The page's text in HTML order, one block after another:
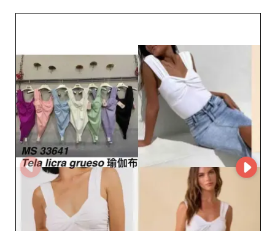
all’utilizzo di MicroStore, garantendo un’esperienza
impegnato a fornire prodotti di alta qualità con
particolare attenzione ai dettagli e alla durata. La loro
esperienza nella moda femminile è accompagnata da un
servizio clienti impeccabile, che assicura che le tue
esigenze specifiche siano sempre soddisfatte. I
rivenditori ottengono un vantaggio competitivo
offrendo moda stilosa e senza tempo, in grado di
conquistare la clientela. Lascia che Jinfeng fashion s.l
trasformi il tuo inventario con capi che catturano lo
sguardo e suscitano desiderio. Grazie alla posizione
strategica a Siviglia, il grossista è in grado di rispondere
in modo rapido ed efficace alle richieste dei diversi
commercianti, riaffermando il proprio ruolo di partner
commerciale privilegiato sulla scena internazionale.
Scegli Jinfeng fashion s.l oggi per elevare e diversificare
la tua offerta, assicurando al contempo una maggiore
fidelizzazione dei clienti con prodotti che incarnano
eleganza e modernità.